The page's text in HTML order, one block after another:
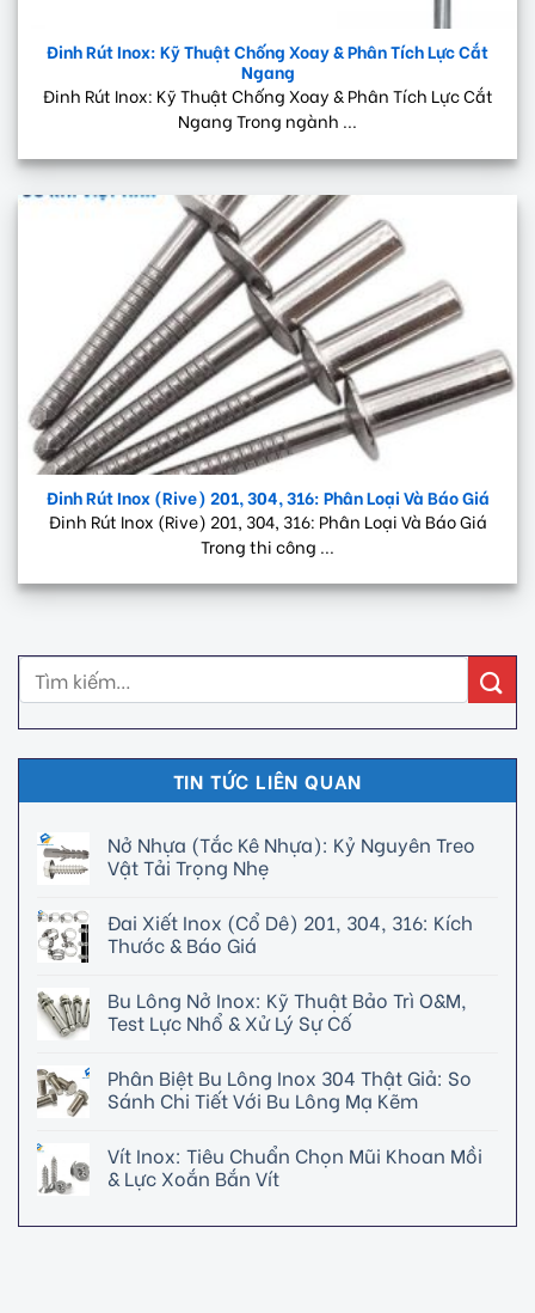
Đinh Rút Inox: Kỹ Thuật Chống Xoay & Phân Tích Lực Cắt
Ngang
Đinh Rút Inox: Kỹ Thuật Chống Xoay & Phân Tích Lực Cắt
Ngang Trong ngành ...
Đinh Rút Inox (Rive) 201, 304, 316: Phân Loại Và Báo Giá
Đinh Rút Inox (Rive) 201, 304, 316: Phân Loại Và Báo Giá
Trong thi công ...
TIN TỨC LIÊN QUAN
Nở Nhựa (Tắc Kê Nhựa): Kỷ Nguyên Treo
Vật Tải Trọng Nhẹ
Đai Xiết Inox (Cổ Dê) 201, 304, 316: Kích
Thước & Báo Giá
Bu Lông Nở Inox: Kỹ Thuật Bảo Trì O&M,
Test Lực Nhổ & Xử Lý Sự Cố
Phân Biệt Bu Lông Inox 304 Thật Giả: So
Sánh Chi Tiết Với Bu Lông Mạ Kẽm
Vít Inox: Tiêu Chuẩn Chọn Mũi Khoan Mồi
& Lực Xoắn Bắn Vít